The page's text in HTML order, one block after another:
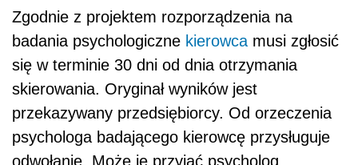
Zgodnie z projektem rozporządzenia na
badania psychologiczne kierowca musi zgłosić
się w terminie 30 dni od dnia otrzymania
skierowania. Oryginał wyników jest
przekazywany przedsiębiorcy. Od orzeczenia
psychologa badającego kierowcę przysługuje
odwołanie. Może je przyjąć psycholog